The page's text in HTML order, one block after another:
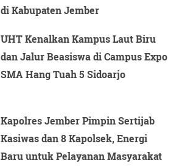
di Kabupaten Jember
UHT Kenalkan Kampus Laut Biru
dan Jalur Beasiswa di Campus Expo
SMA Hang Tuah 5 Sidoarjo
Kapolres Jember Pimpin Sertijab
Kasiwas dan 8 Kapolsek, Energi
Baru untuk Pelayanan Masyarakat